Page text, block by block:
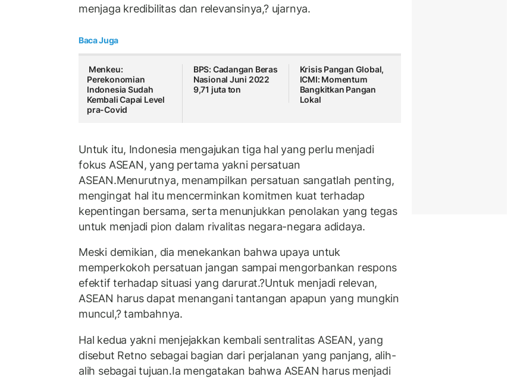
menjaga kredibilitas dan relevansinya,? ujarnya.
Baca Juga
Menkeu:
Perekonomian
Indonesia Sudah
Kembali Capai Level
pra-Covid
BPS: Cadangan Beras
Nasional Juni 2022
9,71 juta ton
Krisis Pangan Global,
ICMI: Momentum
Bangkitkan Pangan
Lokal
Untuk itu, Indonesia mengajukan tiga hal yang perlu menjadi
fokus ASEAN, yang pertama yakni persatuan
ASEAN.Menurutnya, menampilkan persatuan sangatlah penting,
mengingat hal itu mencerminkan komitmen kuat terhadap
kepentingan bersama, serta menunjukkan penolakan yang tegas
untuk menjadi pion dalam rivalitas negara-negara adidaya.
Meski demikian, dia menekankan bahwa upaya untuk
memperkokoh persatuan jangan sampai mengorbankan respons
efektif terhadap situasi yang darurat.?Untuk menjadi relevan,
ASEAN harus dapat menangani tantangan apapun yang mungkin
muncul,? tambahnya.
Hal kedua yakni menjejakkan kembali sentralitas ASEAN, yang
disebut Retno sebagai bagian dari perjalanan yang panjang, alih-
alih sebagai tujuan.Ia mengatakan bahwa ASEAN harus menjadi